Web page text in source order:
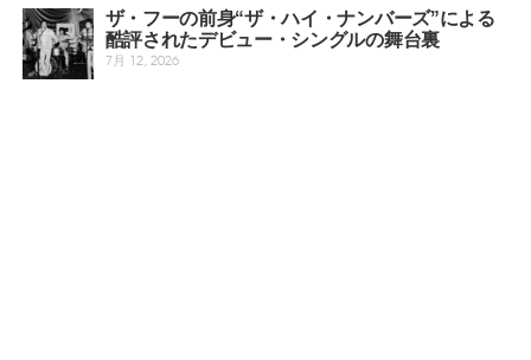
ザ・フーの前身“ザ・ハイ・ナンバーズ”による
酷評されたデビュー・シングルの舞台裏
7月 12, 2026